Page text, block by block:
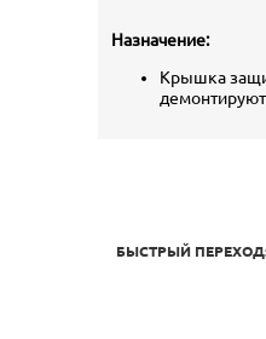
Назначение:
Крышка
БЫСТРЫЙ